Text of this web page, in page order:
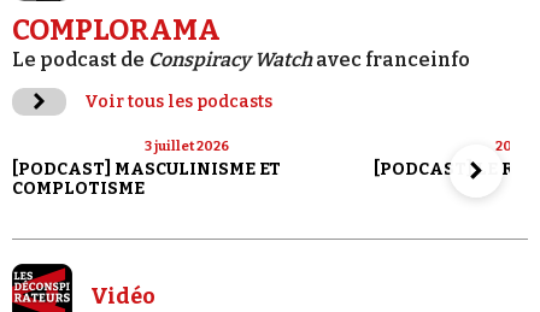
COMPLORAMA
Le podcast de Conspiracy Watchavec franceinfo
Voir tous les podcasts
3 juillet 2026
[PODCAST] MASCULINISME ET
COMPLOTISME
20
[PODCAST] LE
Vidéo